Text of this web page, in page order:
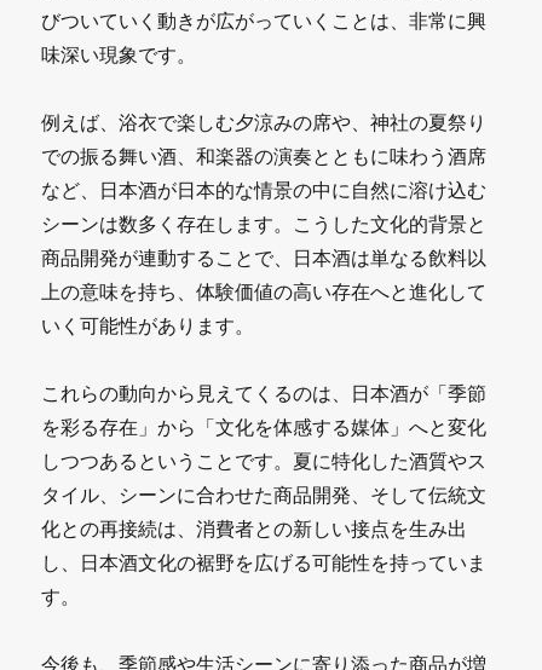
びついていく動きが広がっていくことは、非常に興
味深い現象です。
例えば、浴衣で楽しむ夕涼みの席や、神社の夏祭り
での振る舞い酒、和楽器の演奏とともに味わう酒席
など、日本酒が日本的な情景の中に自然に溶け込む
シーンは数多く存在します。こうした文化的背景と
商品開発が連動することで、日本酒は単なる飲料以
上の意味を持ち、体験価値の高い存在へと進化して
いく可能性があります。
これらの動向から見えてくるのは、日本酒が「季節
を彩る存在」から「文化を体感する媒体」へと変化
しつつあるということです。夏に特化した酒質やス
タイル、シーンに合わせた商品開発、そして伝統文
化との再接続は、消費者との新しい接点を生み出
し、日本酒文化の裾野を広げる可能性を持っていま
す。
今後も、季節感や生活シーンに寄り添った商品が増